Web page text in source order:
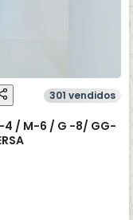
301 vendidos
4 / M-6 / G -8/ GG-